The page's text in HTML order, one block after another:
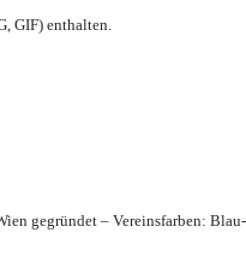
GIF) enthalten.
gegründet – Vereinsfarben: